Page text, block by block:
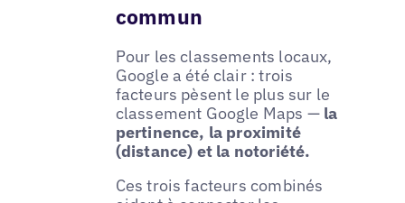
commun
Pour les classements locaux,
Google a été clair : trois
facteurs pèsent le plus sur le
classement Google Maps — la
pertinence, la proximité
(distance) et la notoriété.
Ces trois facteurs combinés